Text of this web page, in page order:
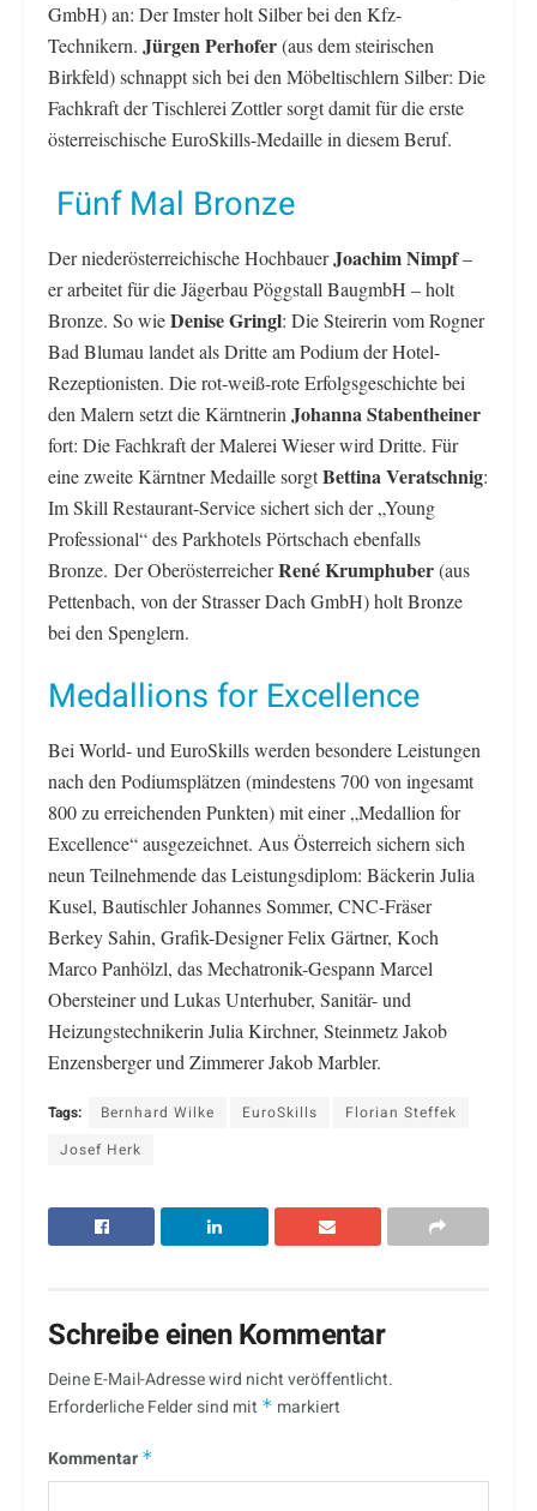
GmbH) an: Der Imster holt Silber bei den Kfz-
Technikern. Jürgen Perhofer(aus dem steirischen
Birkfeld) schnappt sich bei den Möbeltischlern Silber: Die
Fachkraft der Tischlerei Zottler sorgt damit für die erste
österreischische EuroSkills-Medaille in diesem Beruf.
Fünf Mal Bronze
Der niederösterreichische HochbauerJoachim Nimpf–
er arbeitet für die Jägerbau Pöggstall BaugmbH – holt
Bronze. So wieDenise Gringl: Die Steirerin vom Rogner
Bad Blumau landet als Dritte am Podium der Hotel-
Rezeptionisten. Die rot-weiß-rote Erfolgsgeschichte bei
den Malern setzt die Kärntnerin Johanna Stabentheiner
fort: Die Fachkraft der Malerei Wieser wird Dritte. Für
eine zweite Kärntner Medaille sorgtBettina Veratschnig:
Im Skill Restaurant-Service sichert sich der „Young
Professional“ des Parkhotels Pörtschach ebenfalls
Bronze. Der OberösterreicherRené Krumphuber(aus
Pettenbach, von der Strasser Dach GmbH) holt Bronze
bei den Spenglern.
Medallions for Excellence
Bei World- und EuroSkills werden besondere Leistungen
nach den Podiumsplätzen (mindestens 700 von ingesamt
800 zu erreichenden Punkten) mit einer „Medallion for
Excellence“ ausgezeichnet. Aus Österreich sichern sich
neun Teilnehmende das Leistungsdiplom: Bäckerin Julia
Kusel, Bautischler Johannes Sommer, CNC-Fräser
Berkey Sahin, Grafik-Designer Felix Gärtner, Koch
Marco Panhölzl, das Mechatronik-Gespann Marcel
Obersteiner und Lukas Unterhuber, Sanitär- und
Heizungstechnikerin Julia Kirchner, Steinmetz Jakob
Enzensberger und Zimmerer Jakob Marbler.
Tags: Bernhard Wilke EuroSkills
Florian Steffek
Josef Herk
Schreibe einen Kommentar
Deine E-Mail-Adresse wird nicht veröffentlicht.
Erforderliche Felder sind mit * markiert
Kommentar *